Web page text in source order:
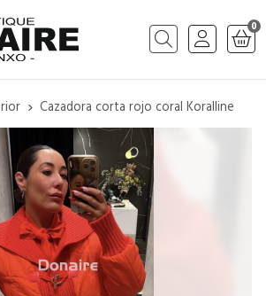
Buscar
0
Cazadora corta rojo coral Koralline